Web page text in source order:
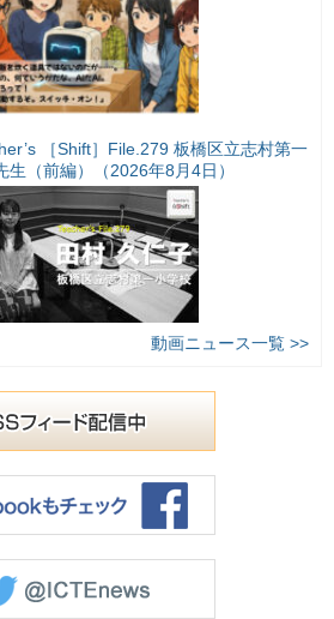
［Shift］File.279 板橋区立志村第一
（前編）（2026年8月4日）
動画ニュース一覧 >>